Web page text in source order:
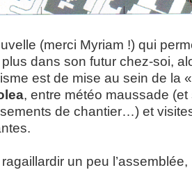
(merci Myriam !) qui
dans son futur chez-soi,
est de mise au sein de la
, entre météo maussade
de chantier…) et
un peu